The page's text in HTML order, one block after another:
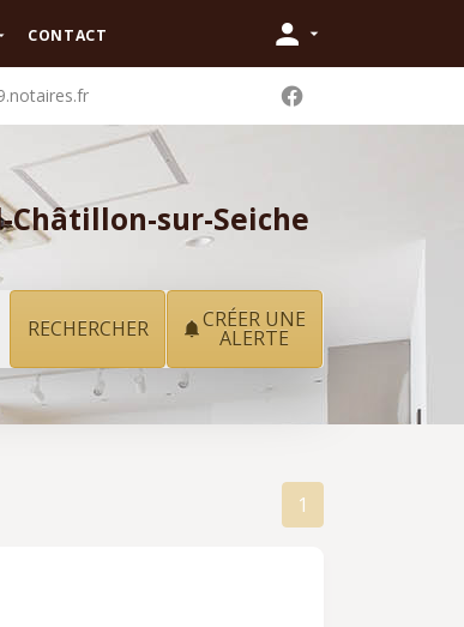
CONTACT
sur-Seiche
CRÉER UNE
ALERTE
1